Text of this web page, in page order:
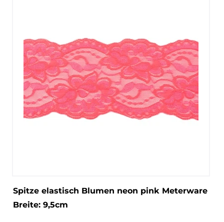
Spitze elastisch Blumen neon pink Meterware
Breite: 9,5cm